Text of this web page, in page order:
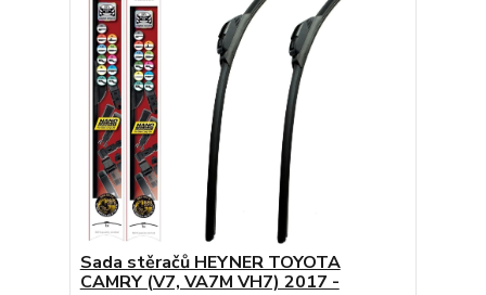
Sada stěračů HEYNER TOYOTA
CAMRY (V7, VA7M VH7) 2017 -